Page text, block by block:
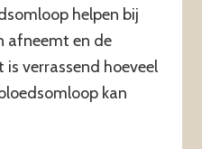
helpen bij
afneemt en de
verrassend hoeveel
kan